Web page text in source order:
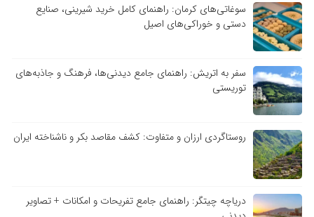
سوغاتی‌های کرمان: راهنمای کامل خرید شیرینی، صنایع
دستی و خوراکی‌های اصیل
سفر به اتریش: راهنمای جامع دیدنی‌ها، فرهنگ و جاذبه‌های
توریستی
روستاگردی ارزان و متفاوت: کشف مقاصد بکر و ناشناخته ایران
دریاچه چیتگر: راهنمای جامع تفریحات و امکانات + تصاویر